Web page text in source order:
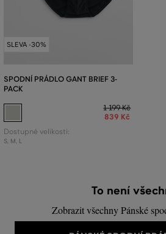
SLEVA -30%
SPODNÍ PRÁDLO GANT BRIEF 3-
PACK
1 199 Kč
839 Kč
Dostupné velikosti:
S, M, L
To není
Zobrazit všechny Pánské